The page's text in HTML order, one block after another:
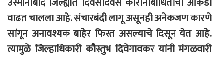
वाढत चालला आहे. संचारबंदी लागू असूनही अनेकजण कारणे
सांगून अनावश्यक बाहेर फिरत असल्याचे दिसून येत आहे.
त्यामुळे जिल्हाधिकारी कौस्तुभ दिवेगावकर यांनी मंगळवारी